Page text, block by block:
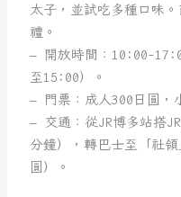
太子，並試吃多種口味
禮。
– 開放時間：10:00-
至15:00）。
– 門票：成人300日圓，
– 交通：從JR博多站搭
分鐘），轉巴士至「社
圓）。